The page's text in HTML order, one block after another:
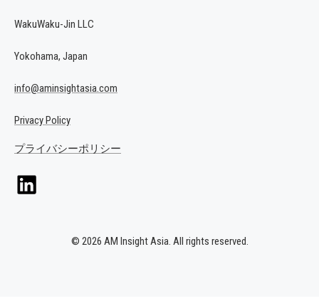
WakuWaku-Jin LLC
Yokohama, Japan
info@aminsightasia.com
Privacy Policy
プライバシーポリシー
© 2026 AM Insight Asia. All rights reserved.